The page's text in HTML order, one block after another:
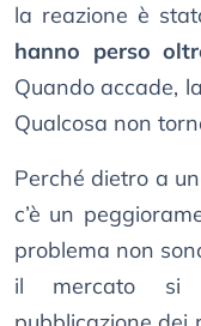
la reazione è
hanno perso
Quando accade,
Qualcosa non
Perché dietro a
c’è un
problema non
il mercato si